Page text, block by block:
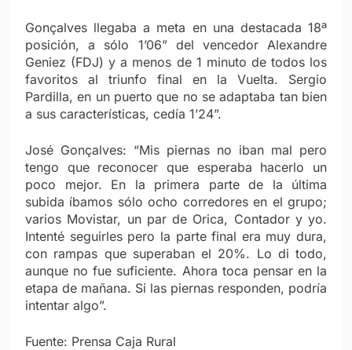
Gonçalves llegaba a meta en una destacada 18ª
posición, a sólo 1’06” del vencedor Alexandre
Geniez (FDJ) y a menos de 1 minuto de todos los
favoritos al triunfo final en la Vuelta. Sergio
Pardilla, en un puerto que no se adaptaba tan bien
a sus características, cedía 1’24”.
José Gonçalves: “Mis piernas no iban mal pero
tengo que reconocer que esperaba hacerlo un
poco mejor. En la primera parte de la última
subida íbamos sólo ocho corredores en el grupo;
varios Movistar, un par de Orica, Contador y yo.
Intenté seguirles pero la parte final era muy dura,
con rampas que superaban el 20%. Lo di todo,
aunque no fue suficiente. Ahora toca pensar en la
etapa de mañana. Si las piernas responden, podría
intentar algo”.
Fuente: Prensa Caja Rural